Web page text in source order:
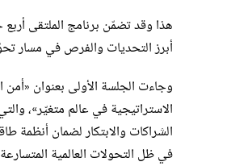
هذا وقد تضمّن برنامج الملتقى
أبرز التحديات والفرص في مسار
وجاءت الجلسة الأولى بعنوان «أمن
الاستراتيجية في عالم متغيّر»،
الشراكات والابتكار لضمان أنظمة